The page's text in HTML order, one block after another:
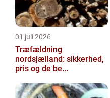
01 juli 2026
Træfældning
nordsjælland: sikkerhed,
pris og de be...